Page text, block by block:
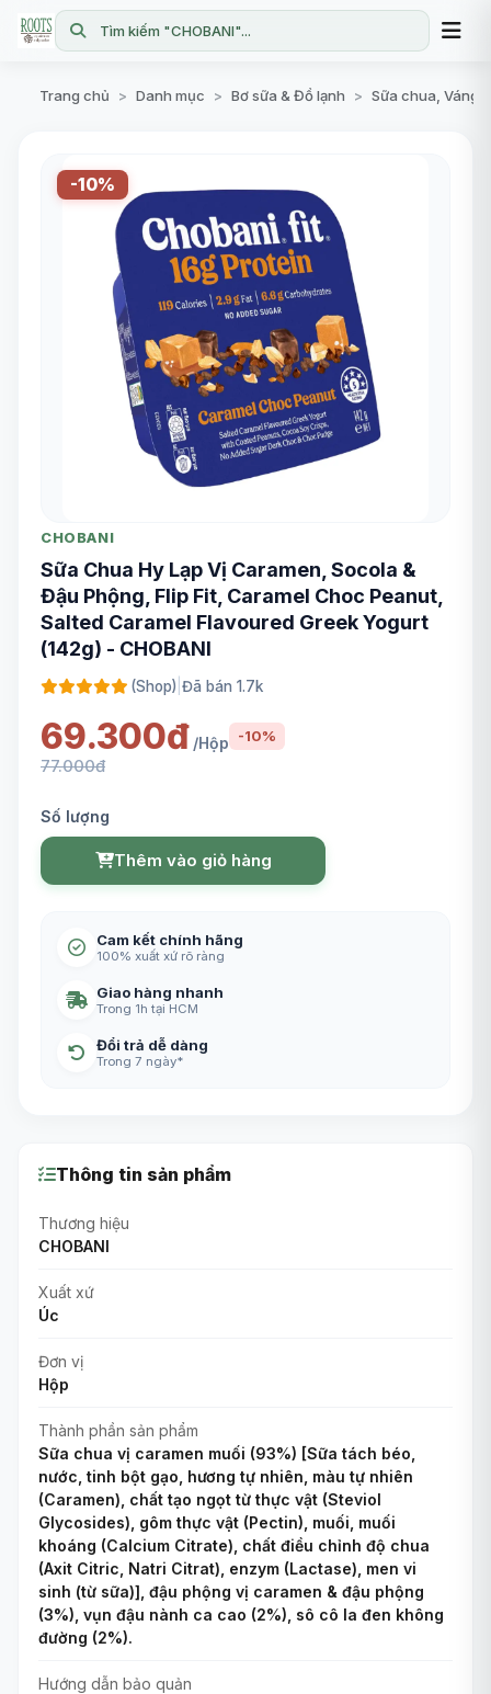
Tìm kiếm "CHOBANI"...
Trang chủ > Danh mục > Bơ sữa & Đồ lạnh > Sữa chua, Váng
-10%
CHOBANI
Sữa Chua Hy Lạp Vị Caramen, Socola &
Đậu Phộng, Flip Fit, Caramel Choc Peanut,
Salted Caramel Flavoured Greek Yogurt
(142g) - CHOBANI
(Shop) Đã bán 1.7k
69.300đ /Hộp -10%
77.000đ
Số lượng
Thêm vào giỏ hàng
Cam kết chính hãng
100% xuất xứ rõ ràng
Giao hàng nhanh
Trong 1h tại HCM
Đổi trả dễ dàng
Trong 7 ngày*
Thông tin sản phẩm
Thương hiệu
CHOBANI
Xuất xứ
Úc
Đơn vị
Hộp
Thành phần sản phẩm
Sữa chua vị caramen muối (93%) [Sữa tách béo,
nước, tinh bột gạo, hương tự nhiên, màu tự nhiên
(Caramen), chất tạo ngọt từ thực vật (Steviol
Glycosides), gôm thực vật (Pectin), muối, muối
khoáng (Calcium Citrate), chất điều chỉnh độ chua
(Axit Citric, Natri Citrat), enzym (Lactase), men vi
sinh (từ sữa)], đậu phộng vị caramen & đậu phộng
(3%), vụn đậu nành ca cao (2%), sô cô la đen không
đường (2%).
Hướng dẫn bảo quản